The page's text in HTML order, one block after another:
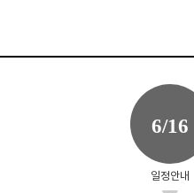
6/16
일정안내